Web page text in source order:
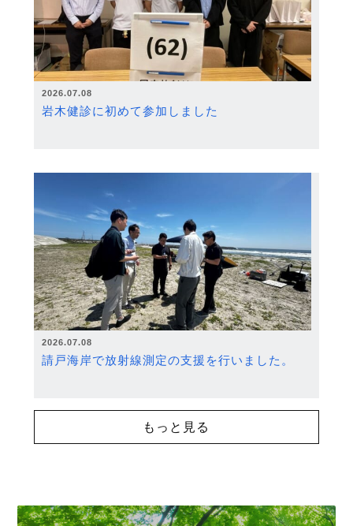
2026.07.08
岩木健診に初めて参加しました
2026.07.08
請戸海岸で放射線測定の支援を行いました。
もっと見る